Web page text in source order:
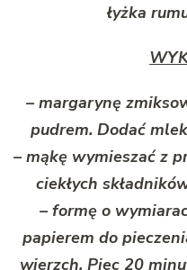
łyżka
– margarynę
pudrem. Dodać
– mąkę wymieszać z
ciekłych
– formę o
papierem do
wierzch. Piec 20